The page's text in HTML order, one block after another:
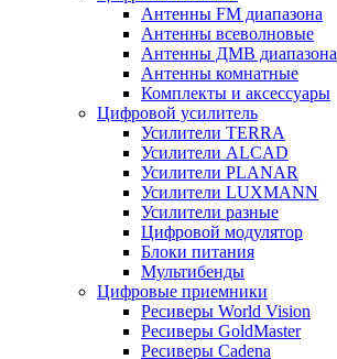
Антенны FM диапазона
Антенны всеволновые
Антенны ДМВ диапазона
Антенны комнатные
Комплекты и аксессуары
Цифровой усилитель
Усилители TERRA
Усилители ALCAD
Усилители PLANAR
Усилители LUXMANN
Усилители разные
Цифровой модулятор
Блоки питания
Мультибенды
Цифровые приемники
Ресиверы World Vision
Ресиверы GoldMaster
Ресиверы Cadena